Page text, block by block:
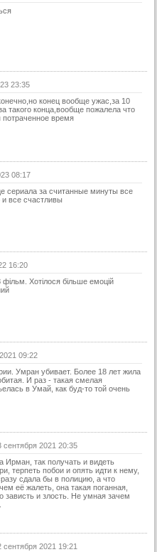
23:35
конец вообще ужас,за 10
такого конца,вообще пожалела что
потраченное время
08:17
сериала за считанные минуты все
и все счастливы
16:20
фільм. Хотілося більше емоцій
09:22
Умран убивает. Более 18 лет жила
И раз - такая смелая
в Умай, как буд-то той очень
сентября 2021 20:35
Ирман, так получать и видеть
терпеть побои и опять идти к нему,
сдала бы в полицию, а что
её жалеть, она такая поганная,
зависть и злость. Не умная зачем
сентября 2021 19:21